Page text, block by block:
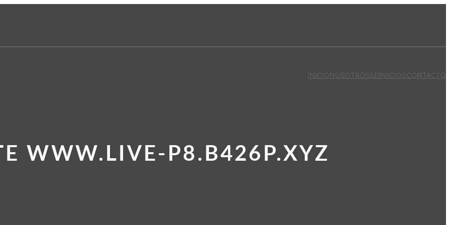
INICIONOSOTROSSERVICIOSCONTACTO
WWW.LIVE-P8.B426P.XYZ